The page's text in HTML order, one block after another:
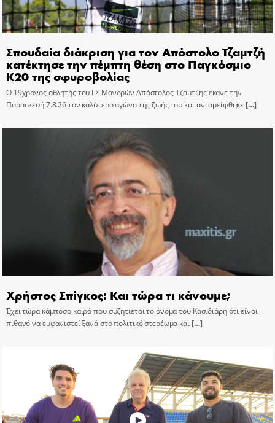
Σπουδαία διάκριση για τον Απόστολο Τζαμτζή
κατέκτησε την πέμπτη θέση στο Παγκόσμιο
Κ20 της σφυροβολίας
Ο 19χρονος αθλητής του ΓΣ Μανδρών Απόστολος Τζαμτζής έκανε την
Παρασκευή 7.8.26 τον καλύτερο αγώνα της ζωής του και ανταμείφθηκε[…]
Χρήστος Σπίγκος: Και τώρα τι κάνουμε;
Έχει τώρα κάμποσο καιρό που συζητιέται το όνομα του Κασιδιάρη ότι είναι
πιθανό να εμφανιστεί ξανά στο πολιτικό στερέωμα και[…]